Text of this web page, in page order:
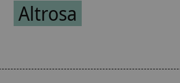
Altrosa